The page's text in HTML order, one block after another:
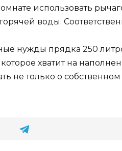
использовать
воды.
нужды прядка 250
хватит на
не только о